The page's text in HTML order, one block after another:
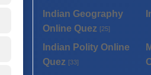
Indian Geography
Online Quez [25]
Indian Polity Online
Quez [33]